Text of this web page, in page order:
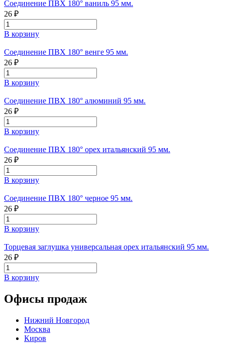
Соединение ПВХ 180° ваниль 95 мм.
26 ₽
В корзину
Соединение ПВХ 180° венге 95 мм.
26 ₽
В корзину
Соединение ПВХ 180° алюминий 95 мм.
26 ₽
В корзину
Соединение ПВХ 180° орех итальянский 95 мм.
26 ₽
В корзину
Соединение ПВХ 180° черное 95 мм.
26 ₽
В корзину
Торцевая заглушка универсальная орех итальянский 95 мм.
26 ₽
В корзину
Офисы продаж
Нижний Новгород
Москва
Киров